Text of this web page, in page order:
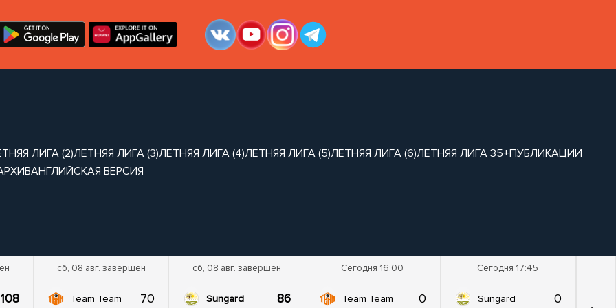
ЛИГА (2)ЛЕТНЯЯ ЛИГА (3)ЛЕТНЯЯ ЛИГА (4)ЛЕТНЯЯ ЛИГА (5)ЛЕТНЯЯ ЛИГА (6)ЛЕТНЯЯ ЛИГА 35+ПУБЛИКАЦИИ
АНГЛИЙСКАЯ ВЕРСИЯ
108
сб, 08 авг. завершен
Team Team 70
сб, 08 авг. завершен
Sungard 86
Сегодня 16:00
Team Team 0
Сегодня 17:45
Sungard 0